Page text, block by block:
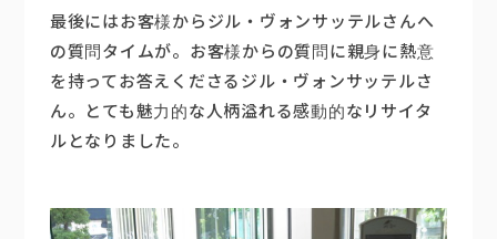
最後にはお客様からジル・ヴォンサッテルさんへ
の質問タイムが。お客様からの質問に親身に熱意
を持ってお答えくださるジル・ヴォンサッテルさ
ん。とても魅力的な人柄溢れる感動的なリサイタ
ルとなりました。